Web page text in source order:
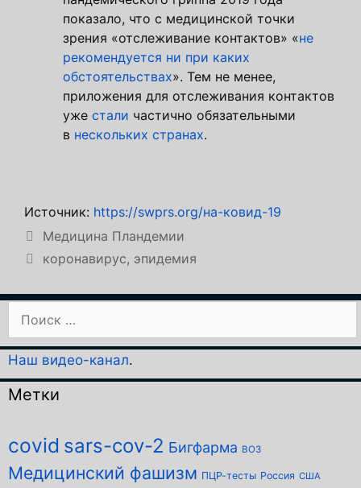
показало, что с медицинской точки
зрения «отслеживание контактов» «не
рекомендуется ни при каких
обстоятельствах». Тем не менее,
приложения для отслеживания контактов
уже стали частично обязательными
в нескольких странах.
Источник: https://swprs.org/на-ковид-19
Рубрики
Медицина Пландемии
Метки
коронавирус, эпидемия
Наш видео-канал.
Метки
covid sars-cov-2 Бигфарма ВОЗ
Медицинский фашизм ПЦР-тесты Россия США